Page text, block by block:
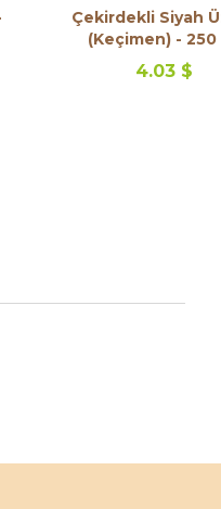
Çekirdekli Siyah
(Keçimen) - 250
4.03 $